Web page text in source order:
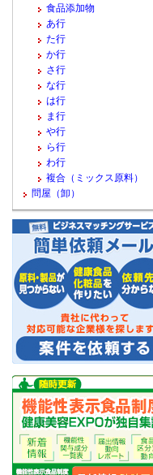
食品添加物
あ行
た行
か行
さ行
な行
は行
ま行
や行
ら行
わ行
複合（ミックス原料）
問屋（卸）